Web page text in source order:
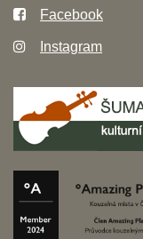
Facebook
Instagram